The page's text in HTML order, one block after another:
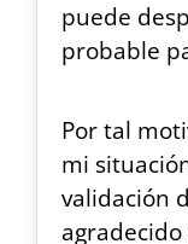
puede
probable
Por tal
mi
validación